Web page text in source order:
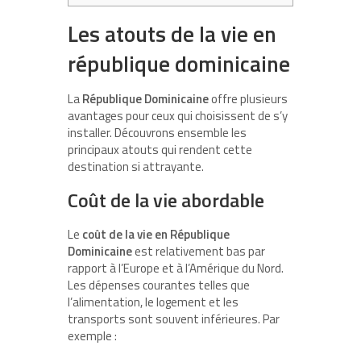
Les atouts de la vie en
république dominicaine
LaRépublique Dominicaineoffre plusieurs
avantages pour ceux qui choisissent de s’y
installer. Découvrons ensemble les
principaux atouts qui rendent cette
destination si attrayante.
Coût de la vie abordable
Le coût de la vie en République
Dominicaineest relativement bas par
rapport à l’Europe et à l’Amérique du Nord.
Les dépenses courantes telles que
l’alimentation, le logement et les
transports sont souvent inférieures. Par
exemple :